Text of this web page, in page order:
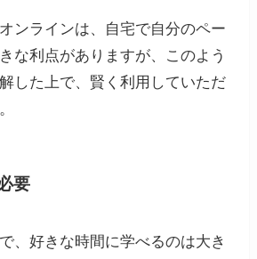
ンラインは、自宅で自分のペー
な利点がありますが、このよう
した上で、賢く利用していただ
要
、好きな時間に学べるのは大き